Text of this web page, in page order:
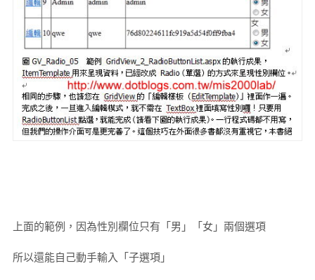
上面的範例，因為性別欄位只有「男」「女」兩個選項
所以還能自己動手輸入「子選項」